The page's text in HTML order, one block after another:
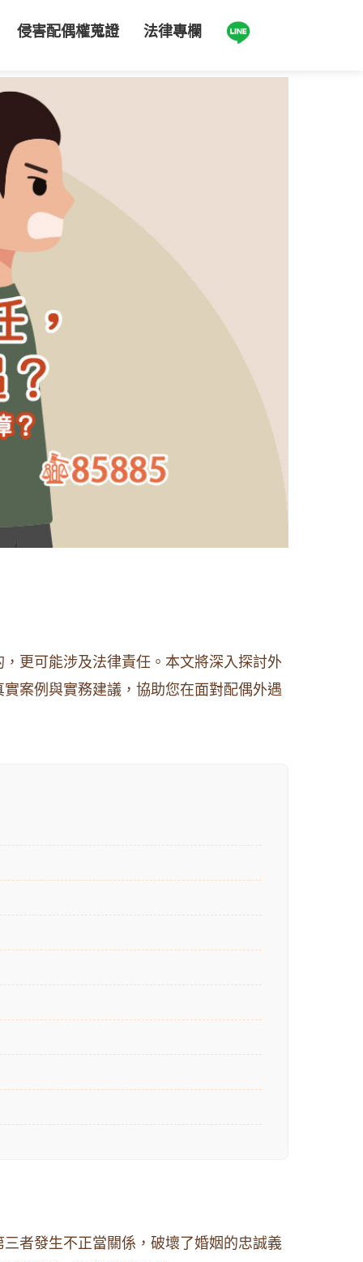
侵害配偶權蒐證 法律專欄
更可能涉及法律責任。本文將深入探討外
案例與實務建議，協助您在面對配偶外遇
者發生不正當關係，破壞了婚姻的忠誠義